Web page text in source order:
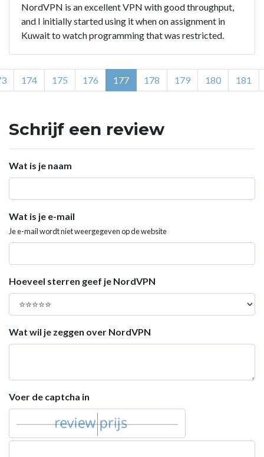
NordVPN is an excellent VPN with good throughput,
and I initially started using it when on assignment in
Kuwait to watch programming that was restricted.
174 175 176 177 178 179 180 181
Schrijf een review
Wat is je naam
Wat is je e-mail
Je e-mail wordt niet weergegeven op de website
Hoeveel sterren geef je NordVPN
Wat wil je zeggen over NordVPN
Voer de captcha in